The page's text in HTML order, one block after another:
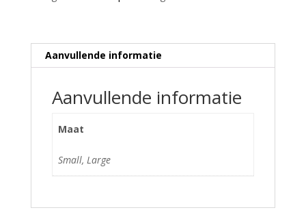
Aanvullende informatie
Aanvullende informatie
Maat
Small, Large